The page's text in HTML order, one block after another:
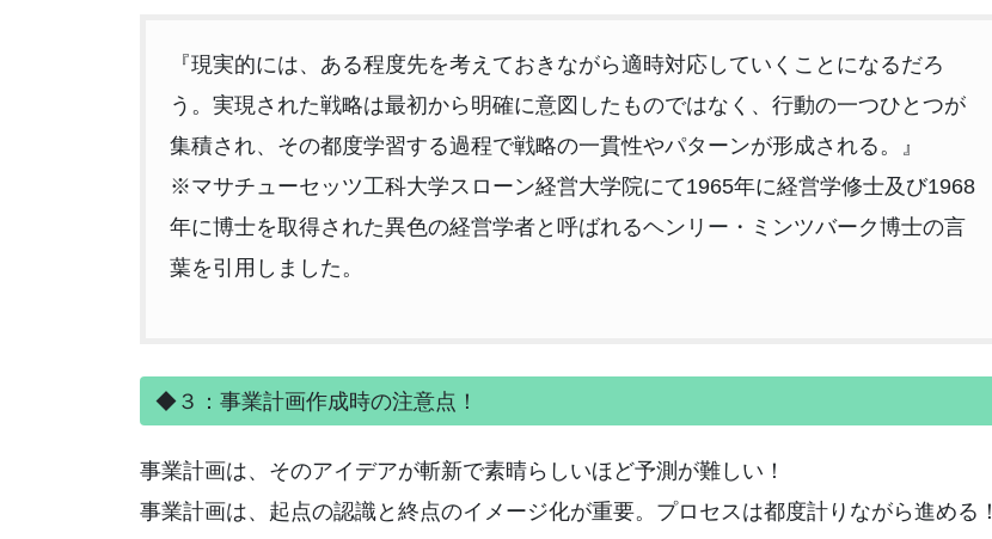
『現実的には、ある程度先を考えておきながら適時対応していくことになるだろ
う。実現された戦略は最初から明確に意図したものではなく、行動の一つひとつが
集積され、その都度学習する過程で戦略の一貫性やパターンが形成される。』
※マサチューセッツ工科大学スローン経営大学院にて1965年に経営学修士及び1968
年に博士を取得された異色の経営学者と呼ばれるヘンリー・ミンツバーク博士の言
葉を引用しました。
◆３：事業計画作成時の注意点！
事業計画は、そのアイデアが斬新で素晴らしいほど予測が難しい！
事業計画は、起点の認識と終点のイメージ化が重要。プロセスは都度計りながら進める！